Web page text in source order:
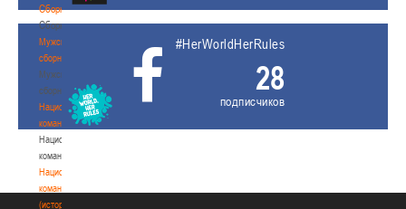
Сборные
Сборные
Мужские
сборные
Мужские
сборные
Национальная
команда
Национальная
команда
Национальная
команда
(история)
#HerWorldHerRules
28
подписчиков